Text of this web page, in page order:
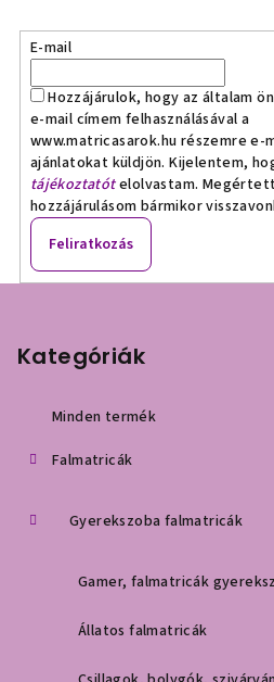
E-mail
Hozzájárulok, hogy az általam
e-mail címem felhasználásával a
www.matricasarok.hu részemre
ajánlatokat küldjön. Kijelentem,
tájékoztatótelolvastam.
hozzájárulásom bármikor
Feliratkozás
Kategóriák
Minden termék
Falmatricák
Gyerekszoba falmatricák
Gamer, falmatricák
Állatos falmatricák